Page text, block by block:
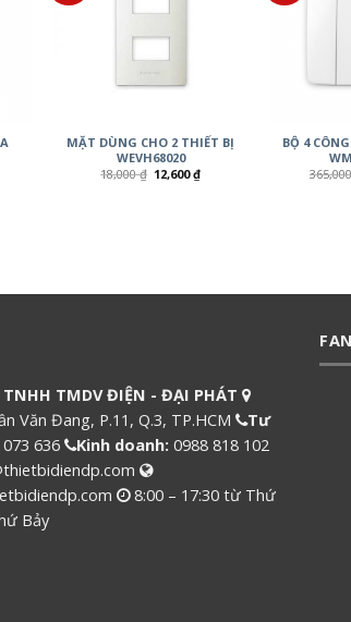
MẶT DÙNG CHO 2 THIẾT BỊ
WEVH68020
18,000₫ 12,600₫
BỘ 4
TNHH TMDV ĐIỆN - ĐẠI PHÁT
Văn Đang, P.11, Q.3, TP.HCM
Tư
636 Kinh doanh: 0988 818 102
8:00 – 17:30 từ Thứ
Bảy